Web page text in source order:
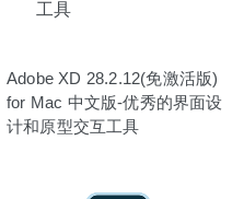
Adobe XD 28.2.12(免激活版)
for Mac 中文版-优秀的界面设
计和原型交互工具